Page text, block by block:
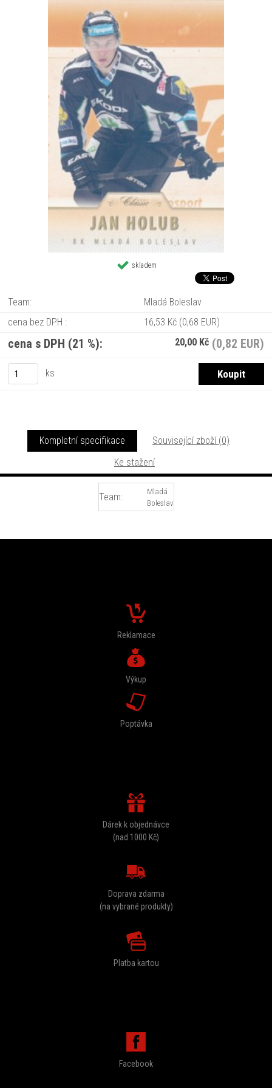
skladem
Team:
Mladá Boleslav
cena bez DPH :
16,53 Kč (0,68 EUR)
cena s DPH (21 %): 20,00 Kč (0,82 EUR)
ks
Kompletní specifikace
Související zboží (0)
Ke stažení
Team:
Mladá
Boleslav
Reklamace
Výkup
Poptávka
Dárek k objednávce
(nad 1000 Kč)
Doprava zdarma
(na vybrané produkty)
Platba kartou
Facebook